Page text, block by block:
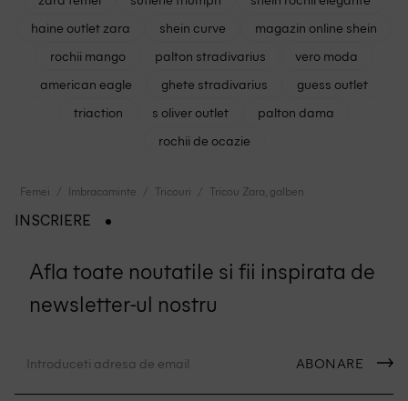
haine outlet zara
shein curve
magazin online shein
rochii mango
palton stradivarius
vero moda
american eagle
ghete stradivarius
guess outlet
triaction
s oliver outlet
palton dama
rochii de ocazie
Femei Imbracaminte Tricouri Tricou Zara, galben
INSCRIERE
Afla toate noutatile si fii inspirata de
newsletter-ul nostru
ABONARE